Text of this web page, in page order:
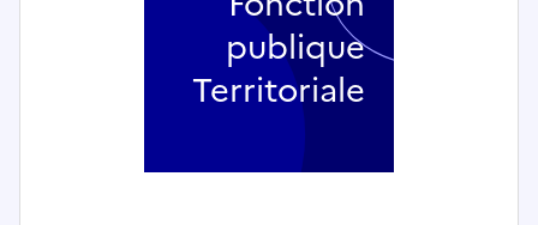
publique
Territoriale